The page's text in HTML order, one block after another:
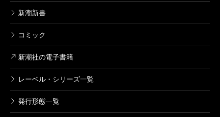
新潮新書
コミック
新潮社の電子書籍
レーベル・シリーズ一覧
発行形態一覧